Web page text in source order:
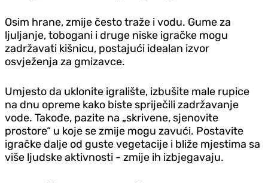
Osim hrane, zmije često traže i vodu. Gume za
ljuljanje, tobogani i druge niske igračke mogu
zadržavati kišnicu, postajući idealan izvor
osvježenja za gmizavce.
Umjesto da uklonite igralište, izbušite male rupice
na dnu opreme kako biste spriječili zadržavanje
vode. Takođe, pazite na „skrivene, sjenovite
prostore“ u koje se zmije mogu zavući. Postavite
igračke dalje od guste vegetacije i bliže mjestima sa
više ljudske aktivnosti - zmije ih izbjegavaju.